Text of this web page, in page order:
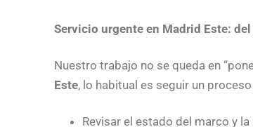
Servicio urgente en Madrid Este:
Nuestro trabajo no se queda en
Este, lo habitual es seguir un
Revisar el estado del marco y